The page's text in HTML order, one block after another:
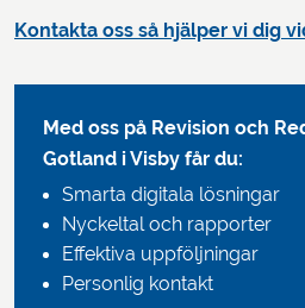
Kontakta oss så hjälper vi dig
Med oss på Revision och
Gotland i Visby får du:
Smarta digitala lösningar
Nyckeltal och rapporter
Effektiva uppföljningar
Personlig kontakt